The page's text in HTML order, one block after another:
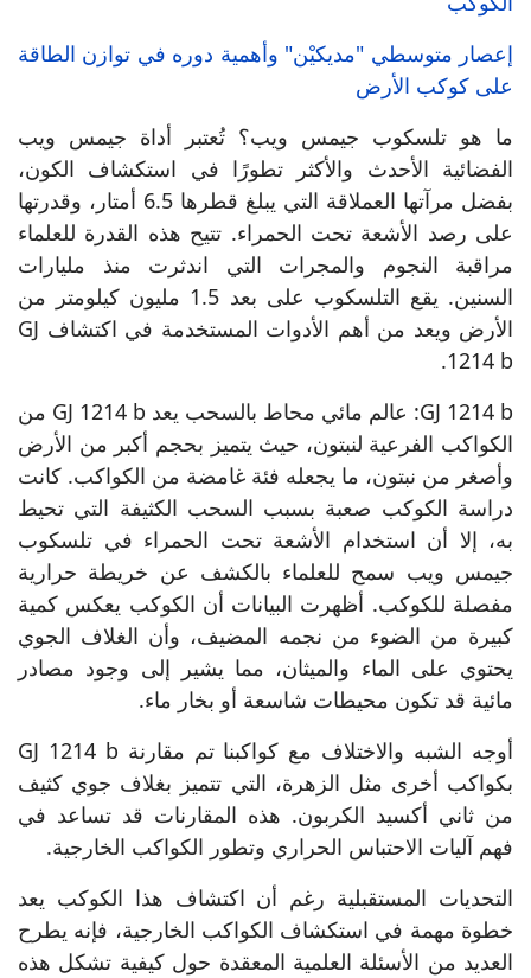
إعصار متوسطي "مديكيْن" وأهمية دوره في توازن الطاقة
على كوكب الأرض
ما هو تلسكوب جيمس ويب؟ تُعتبر أداة جيمس ويب
الفضائية الأحدث والأكثر تطورًا في استكشاف الكون،
بفضل مرآتها العملاقة التي يبلغ قطرها 6.5 أمتار، وقدرتها
على رصد الأشعة تحت الحمراء. تتيح هذه القدرة للعلماء
مراقبة النجوم والمجرات التي اندثرت منذ مليارات
السنين. يقع التلسكوب على بعد 1.5 مليون كيلومتر من
الأرض ويعد من أهم الأدوات المستخدمة في اكتشاف GJ
1214 b.
GJ 1214 b: عالم مائي محاط بالسحب يعد GJ 1214 b من
الكواكب الفرعية لنبتون، حيث يتميز بحجم أكبر من الأرض
وأصغر من نبتون، ما يجعله فئة غامضة من الكواكب. كانت
دراسة الكوكب صعبة بسبب السحب الكثيفة التي تحيط
به، إلا أن استخدام الأشعة تحت الحمراء في تلسكوب
جيمس ويب سمح للعلماء بالكشف عن خريطة حرارية
مفصلة للكوكب. أظهرت البيانات أن الكوكب يعكس كمية
كبيرة من الضوء من نجمه المضيف، وأن الغلاف الجوي
يحتوي على الماء والميثان، مما يشير إلى وجود مصادر
مائية قد تكون محيطات شاسعة أو بخار ماء.
أوجه الشبه والاختلاف مع كواكبنا تم مقارنة GJ 1214 b
بكواكب أخرى مثل الزهرة، التي تتميز بغلاف جوي كثيف
من ثاني أكسيد الكربون. هذه المقارنات قد تساعد في
فهم آليات الاحتباس الحراري وتطور الكواكب الخارجية.
التحديات المستقبلية رغم أن اكتشاف هذا الكوكب يعد
خطوة مهمة في استكشاف الكواكب الخارجية، فإنه يطرح
العديد من الأسئلة العلمية المعقدة حول كيفية تشكل هذه